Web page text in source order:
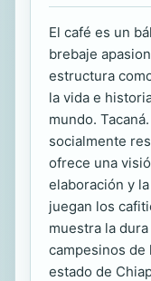
El café es un
brebaje
estructura
la vida e
mundo.
socialmente
ofrece una
elaboración y
juegan los
muestra la
campesinos de
estado de